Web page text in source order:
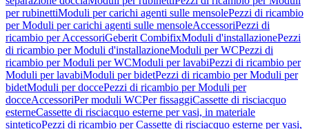
per rubinettiModuli per carichi agenti sulle mensolePezzi di ricambio
per Moduli per carichi agenti sulle mensoleAccessoriPezzi di
ricambio per AccessoriGeberit CombifixModuli d'installazionePezzi
di ricambio per Moduli d'installazioneModuli per WCPezzi di
ricambio per Moduli per WCModuli per lavabiPezzi di ricambio per
Moduli per lavabiModuli per bidetPezzi di ricambio per Moduli per
bidetModuli per doccePezzi di ricambio per Moduli per
docceAccessoriPer moduli WCPer fissaggiCassette di risciacquo
esterneCassette di risciacquo esterne per vasi, in materiale
sinteticoPezzi di ricambio per Cassette di risciacquo esterne per vasi,